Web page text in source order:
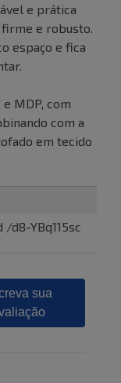
e prática
e robusto.
espaço e fica
MDP, com
com a
em tecido
YBq115sc
sua